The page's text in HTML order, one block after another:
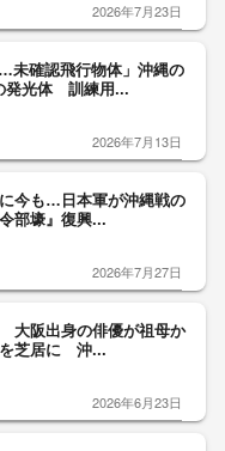
2026年7月23日
未確認飛行物体」沖縄の
発光体 訓練用...
2026年7月13日
今も…日本軍が沖縄戦の
部壕』復興...
2026年7月27日
大阪出身の俳優が祖母か
を芝居に 沖...
2026年6月23日